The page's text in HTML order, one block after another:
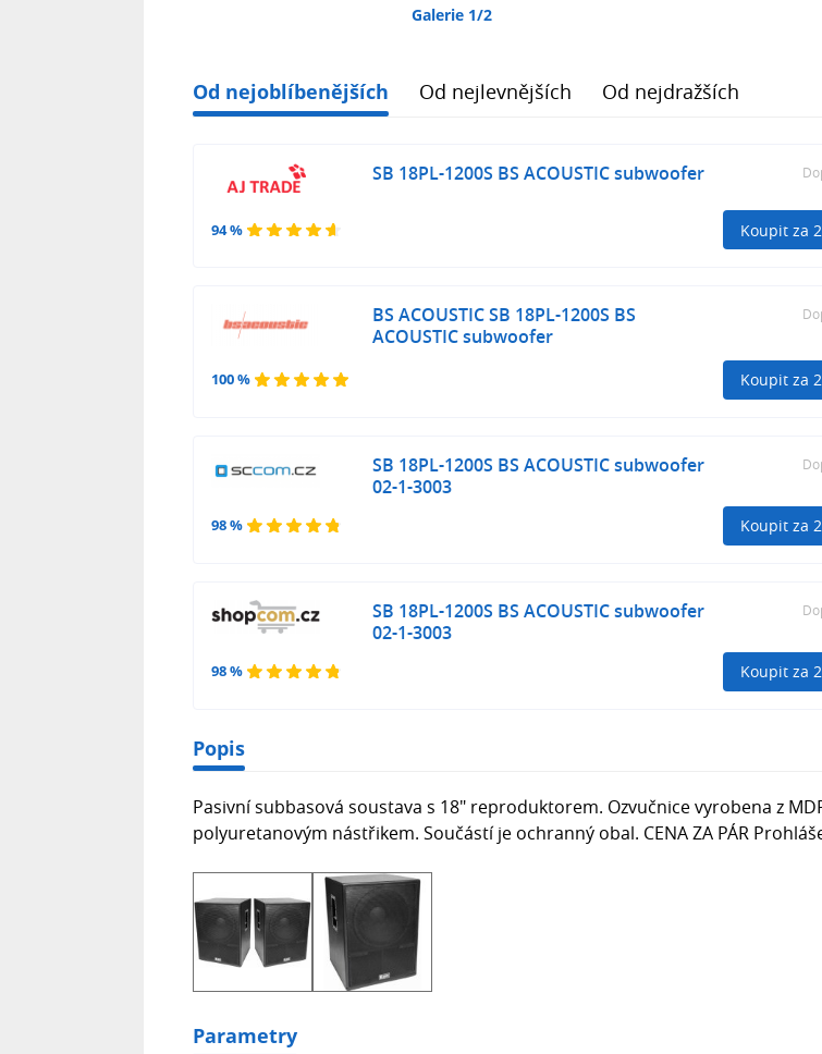
Galerie 1/2
Od nejoblíbenějších Od nejlevnějších Od nejdražších
94 %
SB 18PL-1200S BS ACOUSTIC subwoofer
Koupit za
100 %
BS ACOUSTIC SB 18PL-1200S BS
ACOUSTIC subwoofer
Koupit za
98 %
SB 18PL-1200S BS ACOUSTIC subwoofer
02-1-3003
Koupit za
98 %
SB 18PL-1200S BS ACOUSTIC subwoofer
02-1-3003
Koupit za
Popis
Pasivní subbasová soustava s 18" reproduktorem. Ozvučnice vyrobena z
polyuretanovým nástřikem. Součástí je ochranný obal. CENA ZA PÁR
Parametry